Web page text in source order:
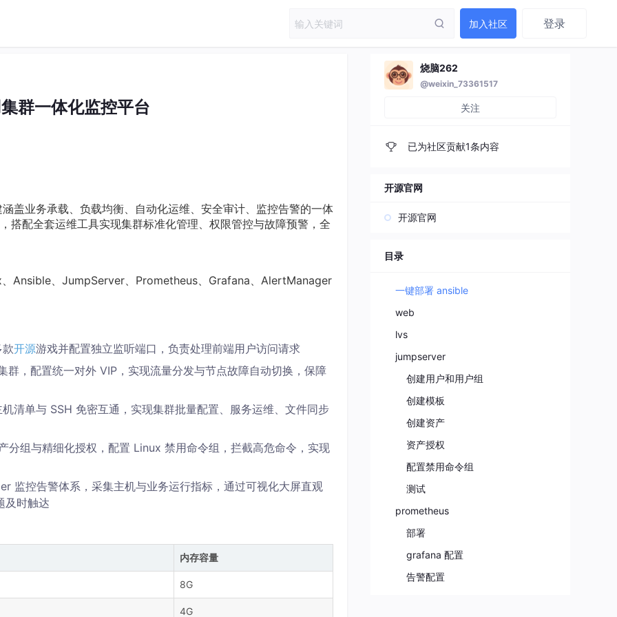
加入社区 登录
群一体化监控平台
盖业务承载、负载均衡、自动化运维、安全审计、监控告警的一体
搭配全套运维工具实现集群标准化管理、权限管控与故障预警，全
Ansible、JumpServer、Prometheus、Grafana、AlertManager
开源游戏并配置独立监听端口，负责处理前端用户访问请求
，配置统一对外 VIP，实现流量分发与节点故障自动切换，保障
清单与 SSH 免密互通，实现集群批量配置、服务运维、文件同步
组与精细化授权，配置 Linux 禁用命令组，拦截高危命令，实现
控告警体系，采集主机与业务运行指标，通过可视化大屏直观
及时触达
内存容量
8G
4G
烧脑262
@weixin_73361517
关注
已为社区贡献1条内容
开源官网
开源官网
目录
一键部署 ansible
web
lvs
jumpserver
创建用户和用户组
创建模板
创建资产
资产授权
配置禁用命令组
测试
prometheus
部署
grafana 配置
告警配置